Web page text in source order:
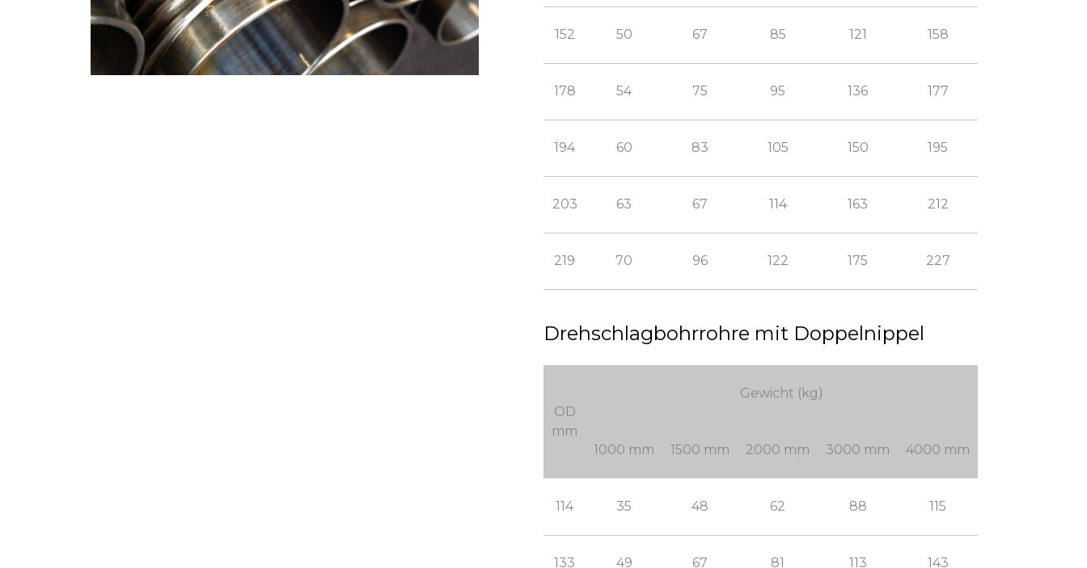
152 50 67 85 121 158
178 54 75 95 136 177
194 60 83 105 150 195
203 63 67 114 163 212
219 70 96 122 175 227
Drehschlagbohrrohre mit Doppelnippel
OD
mm
Gewicht (kg)
1000 mm 1500 mm 2000 mm 3000 mm 4000 mm
114 35 48 62 88 115
133 49 67 81 113 143